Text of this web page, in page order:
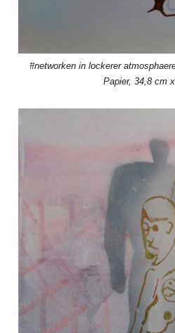
#networken in lockerer
Papier, 34,8 cm